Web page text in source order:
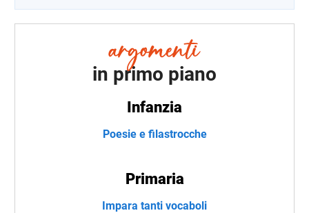
in primo piano
Infanzia
Poesie e filastrocche
Primaria
Impara tanti vocaboli